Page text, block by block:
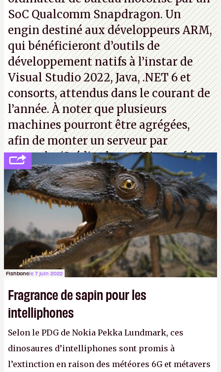
SoC Qualcomm Snapdragon. Un
engin destiné aux développeurs ARM,
qui bénéficieront d’outils de
développement natifs à l’instar de
Visual Studio 2022, Java, .NET 6 et
consorts, attendus dans le courant de
l’année. À noter que plusieurs
machines pourront être agrégées,
afin de monter un serveur par
exemple. (Crédit photo : Microsoft)
Fishbonele 7 juin 2022
Fragrance de sapin pour les
intelliphones
Selon le PDG de Nokia Pekka Lundmark, ces
dinosaures d’intelliphones sont promis à
l’extinction en raison des météores 6G et métavers